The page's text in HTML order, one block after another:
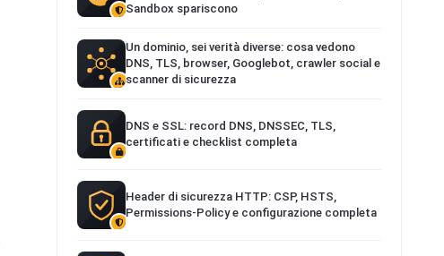
Sandbox spariscono
Un dominio, sei verità diverse: cosa vedono
DNS, TLS, browser, Googlebot, crawler social e
scanner di sicurezza
DNS e SSL: record DNS, DNSSEC, TLS,
certificati e checklist completa
Header di sicurezza HTTP: CSP, HSTS,
Permissions-Policy e configurazione completa